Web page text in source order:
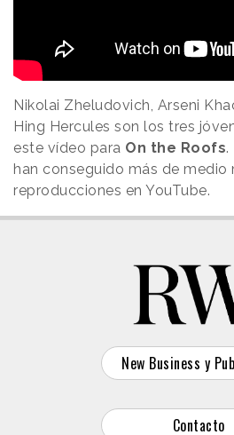
Nikolai Zheludovich, Arseni
Hing Hercules son los tres
este vídeo para On the Roofs.
han conseguido más de medio
reproducciones en YouTube.
New Business y
Contacto